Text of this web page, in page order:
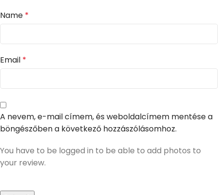
Name *
Email *
A nevem, e-mail címem, és weboldalcímem mentése a
böngészőben a következő hozzászólásomhoz.
You have to be logged in to be able to add photos to
your review.